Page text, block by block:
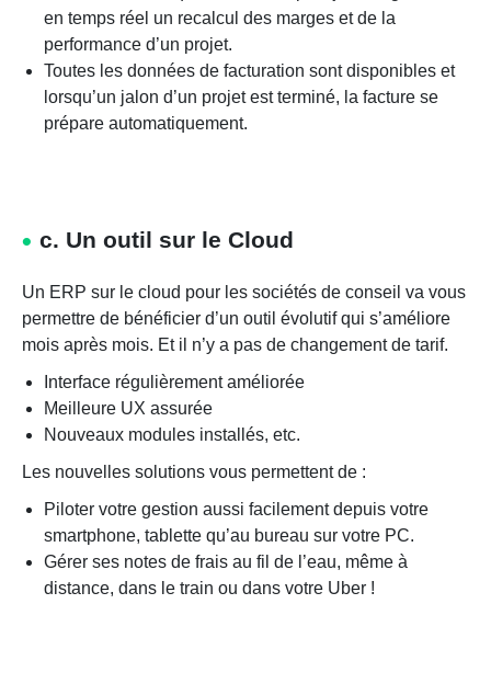
en temps réel un recalcul des marges et de la
performance d’un projet.
Toutes les données de facturation sont disponibles et
lorsqu’un jalon d’un projet est terminé, la facture se
prépare automatiquement.
c. Un outil sur le Cloud
Un ERP sur le cloud pour les sociétés de conseil va vous
permettre de bénéficier d’un outil évolutif qui s’améliore
mois après mois. Et il n’y a pas de changement de tarif.
Interface régulièrement améliorée
Meilleure UX assurée
Nouveaux modules installés, etc.
Les nouvelles solutions vous permettent de :
Piloter votre gestion aussi facilement depuis votre
smartphone, tablette qu’au bureau sur votre PC.
Gérer ses notes de frais au fil de l’eau, même à
distance, dans le train ou dans votre Uber !